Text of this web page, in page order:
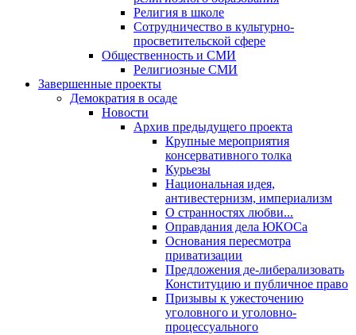
Религия в школе
Сотрудничество в культурно-
просветительской сфере
Общественность и СМИ
Религиозные СМИ
Завершенные проекты
Демократия в осаде
Новости
Архив предыдущего проекта
Крупные мероприятия
консервативного толка
Курьезы
Национальная идея,
антивестернизм, империализм
О странностях любви...
Оправдания дела ЮКОСа
Основания пересмотра
приватизации
Предложения де-либерализовать
Конституцию и публичное право
Призывы к ужесточению
уголовного и уголовно-
процессуального